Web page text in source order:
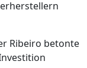
Ribeiro betonte